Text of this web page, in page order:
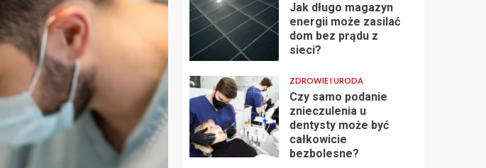
Jak długo magazyn
energii może zasilać
dom bez prądu z
sieci?
ZDROWIE I URODA
Czy samo podanie
znieczulenia u
dentysty może być
całkowicie
bezbolesne?